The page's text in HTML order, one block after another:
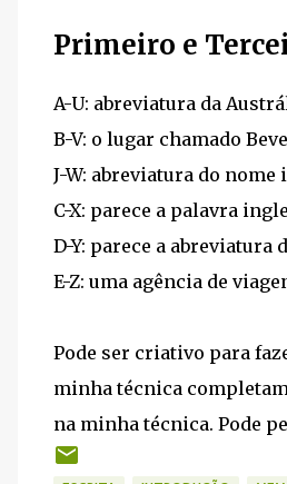
Primeiro e
A-U: abreviatura da
B-V: o lugar chamado
J-W: abreviatura do
C-X: parece a palavra
D-Y: parece a abreviatura
E-Z: uma agência de
Pode ser criativo para
minha técnica
na minha técnica. Pode